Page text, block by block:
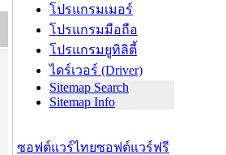
โปรแกรมเมอร์
โปรแกรมมือถือ
โปรแกรมยูทิลิตี้
ไดร์เวอร์ (Driver)
Sitemap Search
Sitemap Info
ซอฟต์แวร์ไทยซอฟต์แวร์ฟรี